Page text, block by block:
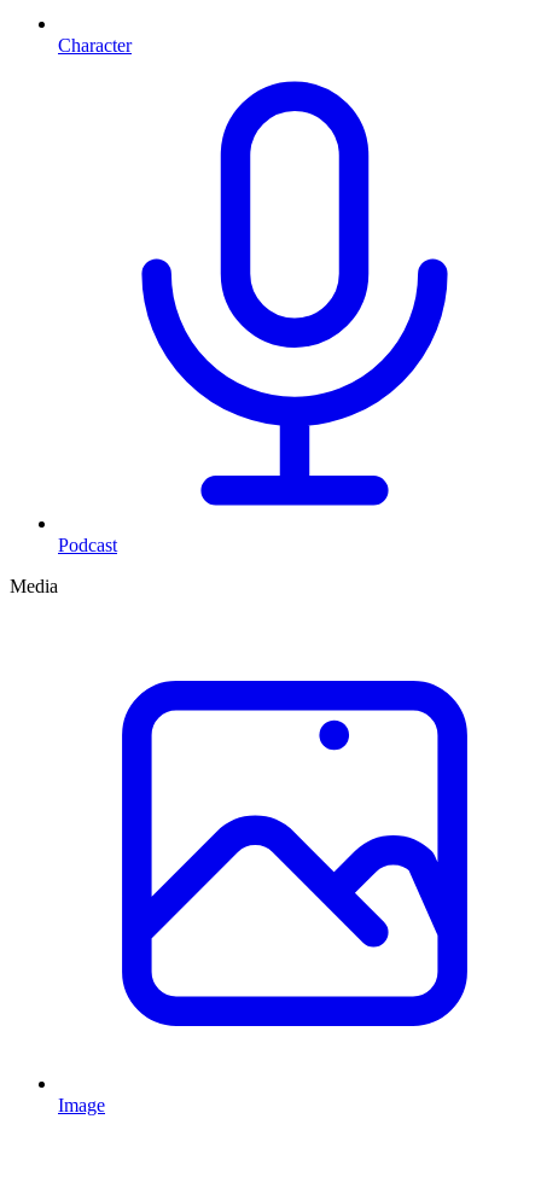
Character
Podcast
Media
Image